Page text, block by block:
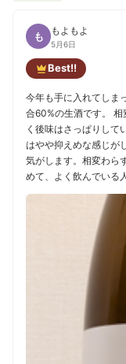
も もよもよ
5月6日
Best!!
今年も手に入れてしま
合60%の生酒です。 相
く後味はさっぱりして
はやや抑えめな感じが
気がします。相変わら
めて、よく飲んでいる